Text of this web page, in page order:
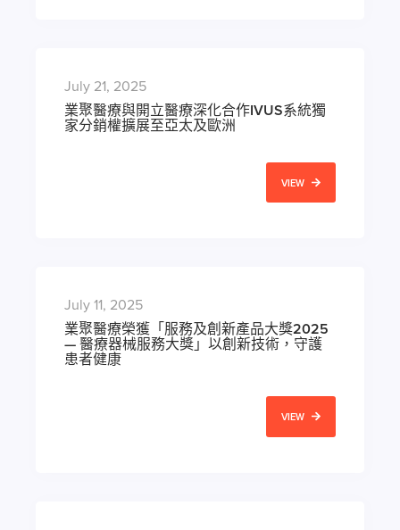
July 21, 2025
業聚醫療與開立醫療深化合作IVUS系統獨
家分銷權擴展至亞太及歐洲
VIEW
July 11, 2025
業聚醫療榮獲「服務及創新產品大獎2025
— 醫療器械服務大獎」以創新技術，守護
患者健康
VIEW